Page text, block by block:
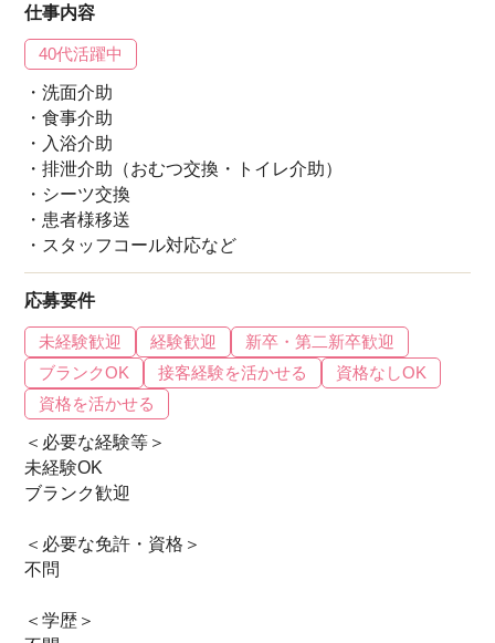
仕事内容
40代活躍中
・洗面介助
・食事介助
・入浴介助
・排泄介助（おむつ交換・トイレ介助）
・シーツ交換
・患者様移送
・スタッフコール対応など
応募要件
未経験歓迎 経験歓迎
新卒・第二新卒歓迎
ブランクOK
接客経験を活かせる
資格なしOK
資格を活かせる
＜必要な経験等＞
未経験OK
ブランク歓迎
＜必要な免許・資格＞
不問
＜学歴＞